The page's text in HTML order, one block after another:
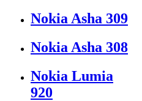
Nokia Asha 309
Nokia Asha 308
Nokia Lumia
920